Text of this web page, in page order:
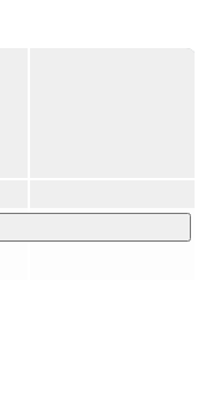
ンパートナーとし
にしたコーポレート